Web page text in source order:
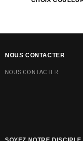
NOUS CONTACTER
NOUS CONTACTER
SOYEZ NOTRE DISCIPLE